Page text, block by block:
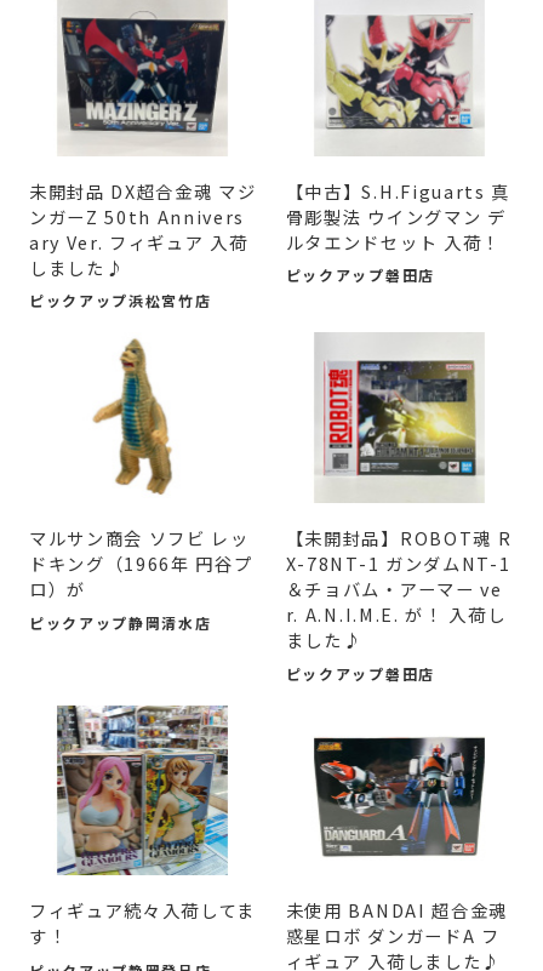
未開封品 DX超合金魂 マジ
ンガーZ 50th Annivers
ary Ver. フィギュア 入荷
しました♪
ピックアップ浜松宮竹店
【中古】S.H.Figuarts 真
骨彫製法 ウイングマン デ
ルタエンドセット 入荷！
ピックアップ磐田店
マルサン商会 ソフビ レッ
ドキング（1966年 円谷プ
ロ）が
ピックアップ静岡清水店
【未開封品】ROBOT魂 R
X-78NT-1 ガンダムNT-1
＆チョバム・アーマー ve
r. A.N.I.M.E. が！ 入荷し
ました♪
ピックアップ磐田店
フィギュア続々入荷してま
す！
未使用 BANDAI 超合金魂
惑星ロボ ダンガードA フ
ィギュア 入荷しました♪